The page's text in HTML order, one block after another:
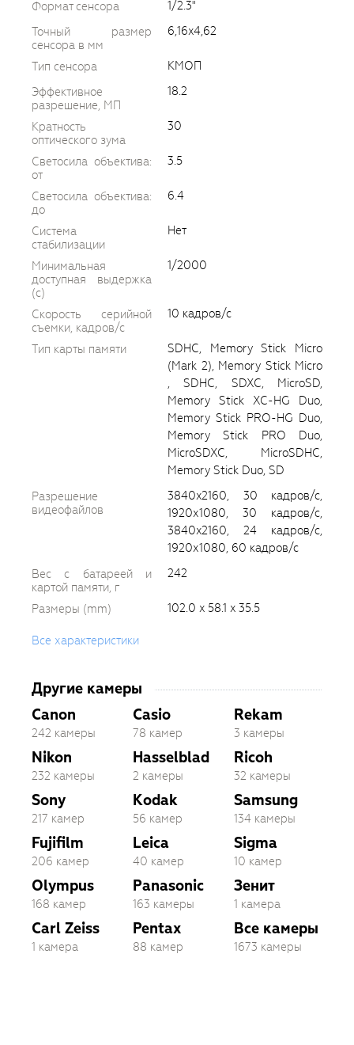
Формат сенсора
1/2.3"
Точный размер
сенсора в мм
6,16x4,62
Тип сенсора
КМОП
Эффективное
разрешение, МП
18.2
Кратность
оптического зума
30
Светосила объектива:
от
3.5
Светосила объектива:
до
6.4
Система
стабилизации
Нет
Минимальная
доступная выдержка
(c)
1/2000
Скорость серийной
съемки, кадров/с
10 кадров/с
Тип карты памяти
SDHC, Memory Stick Micro
(Mark 2), Memory Stick Micro
, SDHC, SDXC, MicroSD,
Memory Stick XC-HG Duo,
Memory Stick PRO-HG Duo,
Memory Stick PRO Duo,
MicroSDXC, MicroSDHC,
Memory Stick Duo, SD
Разрешение
видеофайлов
3840x2160, 30 кадров/с,
1920х1080, 30 кадров/с,
3840x2160, 24 кадров/с,
1920х1080, 60 кадров/с
Вес с батареей и
картой памяти, г
242
Размеры (mm) 102.0 x 58.1 x 35.5
Все характеристики
Другие камеры
Canon
242 камеры
Nikon
232 камеры
Sony
217 камер
Fujifilm
206 камер
Olympus
168 камер
Carl Zeiss
1 камера
Casio
78 камер
Hasselblad
2 камеры
Kodak
56 камер
Leica
40 камер
Panasonic
163 камеры
Pentax
88 камер
Rekam
3 камеры
Ricoh
32 камеры
Samsung
134 камеры
Sigma
10 камер
Зенит
1 камера
Все камеры
1673 камеры